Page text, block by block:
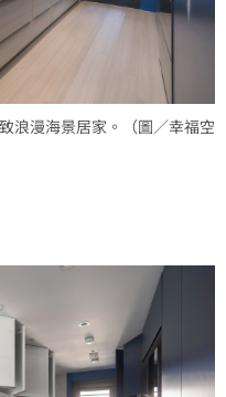
浪漫海景居家。（圖／幸福空